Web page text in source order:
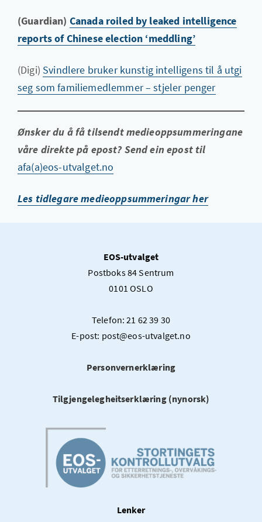
(Guardian) Canada roiled by leaked intelligence
reports of Chinese election ‘meddling’
(Digi) Svindlere bruker kunstig intelligens til å utgi
seg som familiemedlemmer – stjeler penger
Ønsker du å få tilsendt medieoppsummeringane
våre direkte på epost? Send ein epost til
afa(a)eos-utvalget.no
Les tidlegare medieoppsummeringar her
EOS-utvalget
Postboks 84 Sentrum
0101 OSLO
Telefon: 21 62 39 30
E-post: post@eos-utvalget.no
Personvernerklæring
Tilgjengelegheitserklæring (nynorsk)
Lenker